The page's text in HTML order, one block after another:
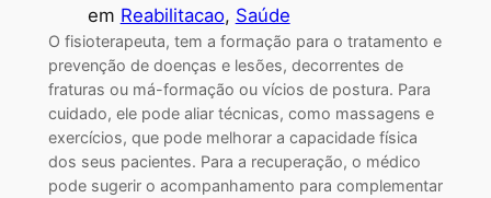
em Reabilitacao, Saúde
O fisioterapeuta, tem a formação para o tratamento e
prevenção de doenças e lesões, decorrentes de
fraturas ou má-formação ou vícios de postura. Para
cuidado, ele pode aliar técnicas, como massagens e
exercícios, que pode melhorar a capacidade física
dos seus pacientes. Para a recuperação, o médico
pode sugerir o acompanhamento para complementar